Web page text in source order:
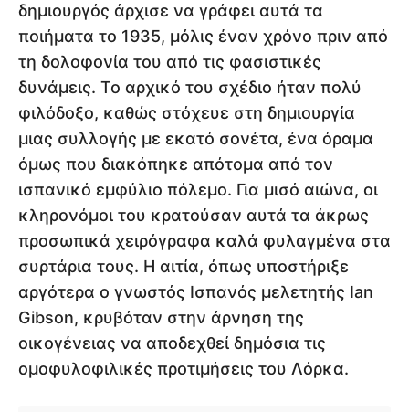
δημιουργός άρχισε να γράφει αυτά τα
ποιήματα το 1935, μόλις έναν χρόνο πριν από
τη δολοφονία του από τις φασιστικές
δυνάμεις. Το αρχικό του σχέδιο ήταν πολύ
φιλόδοξο, καθώς στόχευε στη δημιουργία
μιας συλλογής με εκατό σονέτα, ένα όραμα
όμως που διακόπηκε απότομα από τον
ισπανικό εμφύλιο πόλεμο. Για μισό αιώνα, οι
κληρονόμοι του κρατούσαν αυτά τα άκρως
προσωπικά χειρόγραφα καλά φυλαγμένα στα
συρτάρια τους. Η αιτία, όπως υποστήριξε
αργότερα ο γνωστός Ισπανός μελετητής Ian
Gibson, κρυβόταν στην άρνηση της
οικογένειας να αποδεχθεί δημόσια τις
ομοφυλοφιλικές προτιμήσεις του Λόρκα.